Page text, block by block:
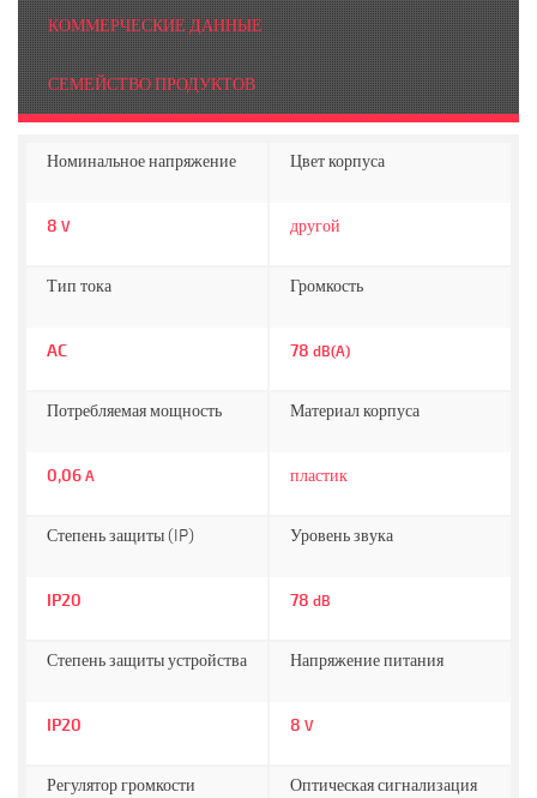
КОММЕРЧЕСКИЕ ДАННЫЕ
СЕМЕЙСТВО ПРОДУКТОВ
Номинальное напряжение
8 V
Цвет корпуса
другой
Тип тока
AC
Громкость
78 dB(A)
Потребляемая мощность
0,06 A
Материал корпуса
пластик
Степень защиты (IP)
IP20
Уровень звука
78 dB
Степень защиты устройства
IP20
Напряжение питания
8 V
Регулятор громкости
Оптическая сигнализация